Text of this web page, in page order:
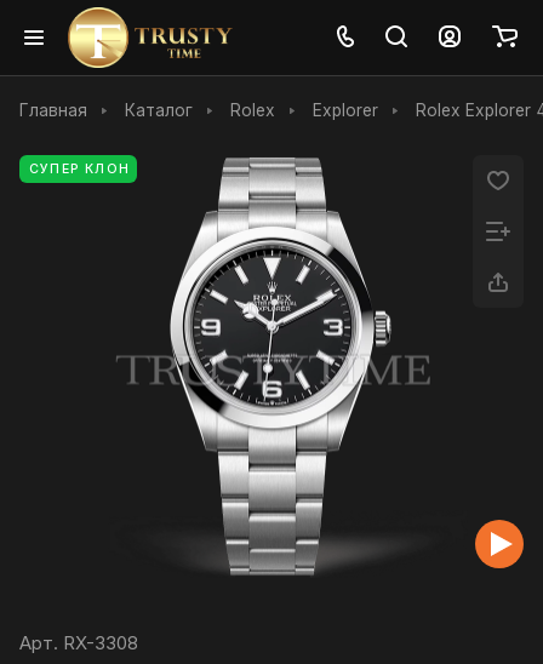
Главная Каталог Rolex Explorer Rolex Explorer
СУПЕР КЛОН
Арт. RX-3308